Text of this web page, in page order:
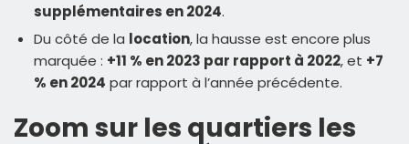
supplémentaires en 2024.
Du côté de la location, la hausse est encore plus
marquée : +11 % en 2023 par rapport à 2022, et +7
% en 2024 par rapport à l’année précédente.
Zoom sur les quartiers les